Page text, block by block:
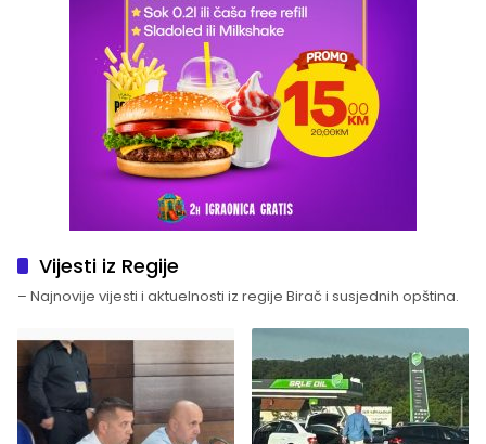
Vijesti iz Regije
– Najnovije vijesti i aktuelnosti iz regije Birač i susjednih opština.